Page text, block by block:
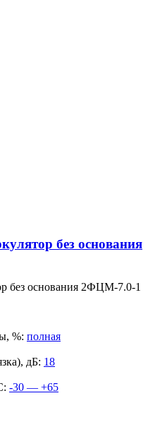
без основания
без основания 2ФЦМ-7.0-1
%: полная
дБ: 18
: -30 — +65